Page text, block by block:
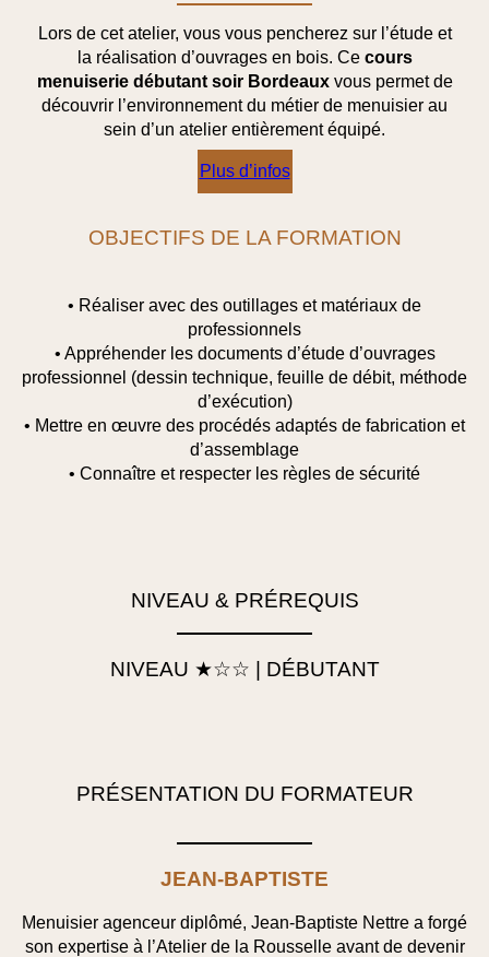
Lors de cet atelier, vous vous pencherez sur l’étude et
la réalisation d’ouvrages en bois. Ce cours
menuiserie débutant soir Bordeauxvous permet de
découvrir l’environnement du métier de menuisier au
sein d’un atelier entièrement équipé.
Plus d’infos
OBJECTIFS DE LA FORMATION
• Réaliser avec des outillages et matériaux de
professionnels
• Appréhender les documents d’étude d’ouvrages
professionnel (dessin technique, feuille de débit, méthode
d’exécution)
• Mettre en œuvre des procédés adaptés de fabrication et
d’assemblage
• Connaître et respecter les règles de sécurité
NIVEAU & PRÉREQUIS
NIVEAU ★☆☆ | DÉBUTANT
PRÉSENTATION DU FORMATEUR
JEAN-BAPTISTE
Menuisier agenceur diplômé, Jean-Baptiste Nettre a forgé
son expertise à l’Atelier de la Rousselle avant de devenir